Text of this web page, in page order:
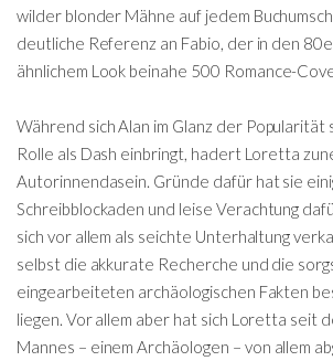
wilder blonder Mähne auf jedem
deutliche Referenz an Fabio, der in den
ähnlichem Look beinahe 500 Romance-
Während sich Alan im Glanz der Popularität
Rolle als Dash einbringt, hadert Loretta
Autorinnendasein. Gründe dafür hat sie
Schreibblockaden und leise Verachtung
sich vor allem als seichte Unterhaltung
selbst die akkurate Recherche und die
eingearbeiteten archäologischen Fakten
liegen. Vor allem aber hat sich Loretta seit
Mannes – einem Archäologen – von allem